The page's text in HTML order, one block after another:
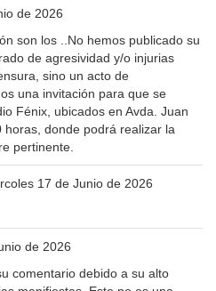
de 2026
son los ..No hemos publicado su
de agresividad y/o injurias
sino un acto de
una invitación para que se
Fénix, ubicados en Avda. Juan
donde podrá realizar la
pertinente.
17 de Junio de 2026
de 2026
comentario debido a su alto